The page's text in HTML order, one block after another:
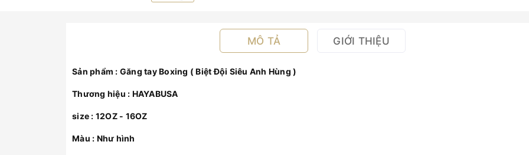
MÔ TẢ GIỚI THIỆU
Sản phẩm : Găng tay Boxing ( Biệt Đội Siêu Anh Hùng )
Thương hiệu : HAYABUSA
size : 12OZ - 16OZ
Màu : Như hình